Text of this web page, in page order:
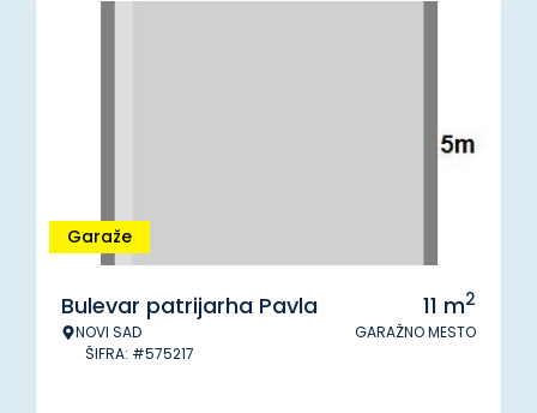
Garaže
Bulevar patrijarha Pavla
NOVI SAD
ŠIFRA: #575217
11 m2
GARAŽNO MESTO